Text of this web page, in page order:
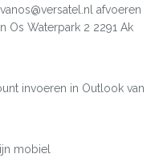
afvoeren
Os Waterpark 2 2291 Ak
invoeren in Outlook van
mobiel